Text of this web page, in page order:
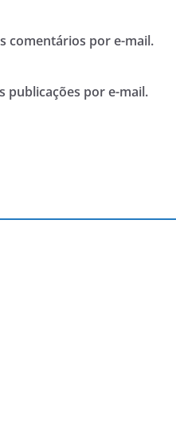
comentários por e-mail.
publicações por e-mail.